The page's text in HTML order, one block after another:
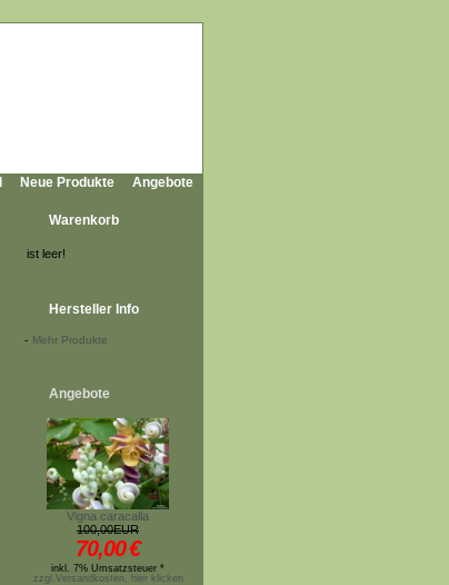
Neue Produkte Angebote
Warenkorb
ist leer!
Hersteller Info
- Mehr Produkte
Angebote
Vigna caracalla
100,00EUR
70,00€
inkl. 7% Umsatzsteuer *
zzgl.Versandkosten, hier klicken